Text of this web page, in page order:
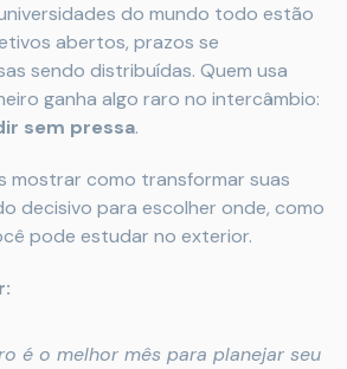
do mundo todo estão
abertos, prazos se
sendo distribuídas. Quem usa
ganha algo raro no intercâmbio:
sem pressa.
mostrar como transformar suas
decisivo para escolher onde, como
pode estudar no exterior.
é o melhor mês para planejar seu